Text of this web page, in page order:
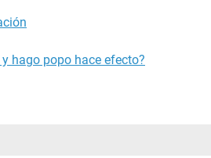
hago popo hace efecto?